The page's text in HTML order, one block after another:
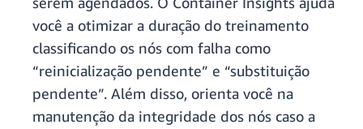
você a otimizar a duração do treinamento
classificando os nós com falha como
“reinicialização pendente” e “substituição
pendente”. Além disso, orienta você na
manutenção da integridade dos nós caso a